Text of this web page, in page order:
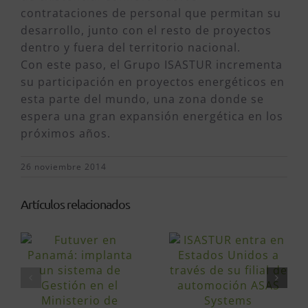
contrataciones de personal que permitan su
desarrollo, junto con el resto de proyectos
dentro y fuera del territorio nacional.
Con este paso, el Grupo ISASTUR incrementa
su participación en proyectos energéticos en
esta parte del mundo, una zona donde se
espera una gran expansión energética en los
próximos años.
26 noviembre 2014
Artículos relacionados